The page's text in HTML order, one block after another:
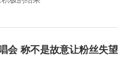
会 称不是故意让粉丝失望